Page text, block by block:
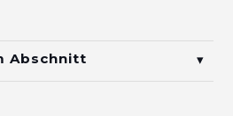
Abschnitt